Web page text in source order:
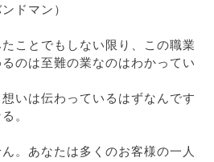
ドマン）
たことでもしない限り、この職業
のは至難の業なのはわかってい
想いは伝わっているはずなんです
。
。あなたは多くのお客様の一人